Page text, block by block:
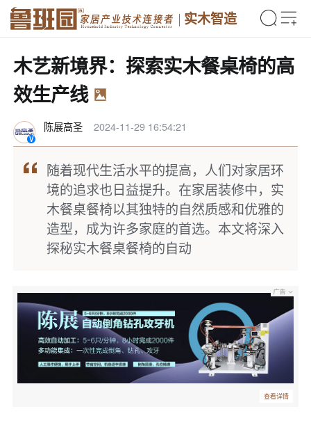
实木智造
木艺新境界：探索实木餐桌椅的高
效生产线
陈展高圣 2024-11-29 16:54:21
随着现代生活水平的提高，人们对家居环
境的追求也日益提升。在家居装修中，实
木餐桌餐椅以其独特的自然质感和优雅的
造型，成为许多家庭的首选。本文将深入
探秘实木餐桌餐椅的自动
查看详情